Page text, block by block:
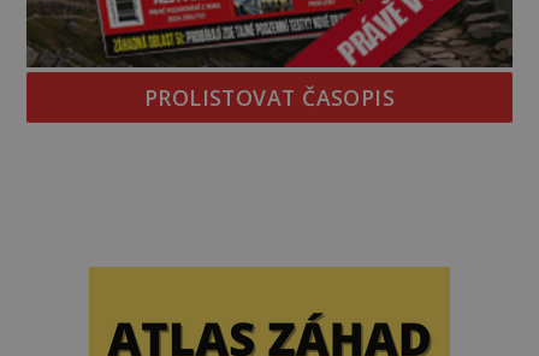
PROLISTOVAT ČASOPIS